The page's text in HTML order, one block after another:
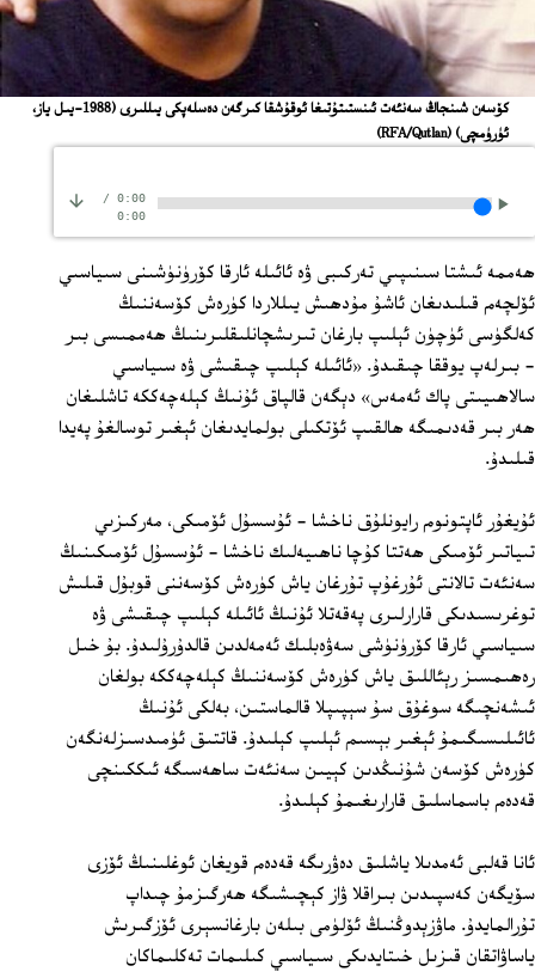
كۆسەن شىنجاڭ سەنئەت ئىنستىتۇتىغا ئوقۇشقا كىرگەن دەسلەپكى يىللىرى (1988-يىل ياز،
ئۈرۈمچى)(RFA/Qutlan)
0:00
/
0:00
ھەممە ئىشتا سىنىپىي تەركىبى ۋە ئائىلە ئارقا كۆرۈنۈشىنى سىياسىي
ئۆلچەم قىلىدىغان ئاشۇ مۇدھىش يىللاردا كۈرەش كۆسەننىڭ
كەلگۈسى ئۈچۈن ئېلىپ بارغان تىرىشچانلىقلىرىنىڭ ھەممىسى بىر
- بىرلەپ يوققا چىقىدۇ. «ئائىلە كېلىپ چىقىشى ۋە سىياسىي
سالاھىيىتى پاك ئەمەس» دېگەن قالپاق ئۇنىڭ كېلەچەككە تاشلىغان
ھەر بىر قەدىمىگە ھالقىپ ئۆتكىلى بولمايدىغان ئېغىر توسالغۇ پەيدا
قىلىدۇ.
ئۇيغۇر ئاپتونوم رايونلۇق ناخشا - ئۇسسۇل ئۆمىكى، مەركىزىي
تىياتىر ئۆمىكى ھەتتا كۇچا ناھىيەلىك ناخشا - ئۇسسۇل ئۆمىكىنىڭ
سەنئەت تالانتى ئۇرغۇپ تۇرغان ياش كۈرەش كۆسەننى قوبۇل قىلىش
توغرىسىدىكى قارارلىرى پەقەتلا ئۇنىڭ ئائىلە كېلىپ چىقىشى ۋە
سىياسىي ئارقا كۆرۈنۈشى سەۋەبلىك ئەمەلدىن قالدۇرۇلىدۇ. بۇ خىل
رەھىمسىز رېئاللىق ياش كۈرەش كۆسەننىڭ كېلەچەككە بولغان
ئىشەنچىگە سوغۇق سۇ سېپىپلا قالماستىن، بەلكى ئۇنىڭ
ئائىلىسىگىمۇ ئېغىر بېسىم ئېلىپ كېلىدۇ. قاتتىق ئۈمىدسىزلەنگەن
كۈرەش كۆسەن شۇنىڭدىن كېيىن سەنئەت ساھەسىگە ئىككىنچى
قەدەم باسماسلىق قارارىغىمۇ كېلىدۇ.
ئانا قەلبى ئەمدىلا ياشلىق دەۋرىگە قەدەم قويغان ئوغلىنىڭ ئۆزى
سۆيگەن كەسپىدىن بىراقلا ۋاز كېچىشىگە ھەرگىزمۇ چىداپ
تۇرالمايدۇ. ماۋزېدوڭنىڭ ئۆلۈمى بىلەن بارغانسېرى ئۆزگىرىش
ياساۋاتقان قىزىل خىتايدىكى سىياسىي كىلىمات تەكلىماكان